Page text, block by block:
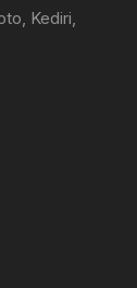
Kediri,